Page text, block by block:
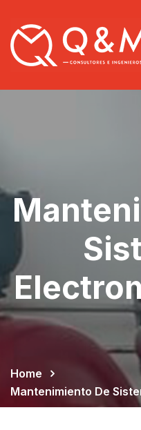
Home
Mantenimiento De